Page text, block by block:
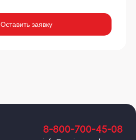
Оставить заявку
8-800-700-45-08